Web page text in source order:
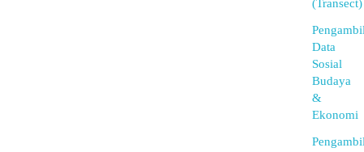
(Transect)
Data
Sosial
Budaya
&
Ekonomi